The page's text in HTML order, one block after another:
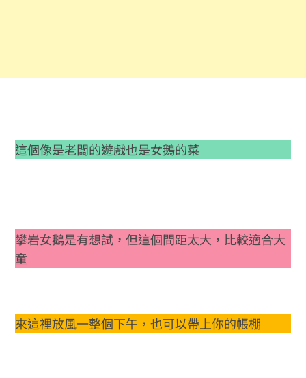
這個像是老闆的遊戲也是女鵝的菜
攀岩女鵝是有想試，但這個間距太大，比較適合大
童
來這裡放風一整個下午，也可以帶上你的帳棚